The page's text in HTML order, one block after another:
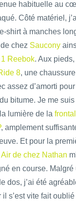
habituelle au
Côté matériel,
shirt à manches
chez Saucony
Reebok. Aux
8, une
assez d’amorti
bitume. Je me
lumière de la
, amplement
Et pour la
de chez Nathan
en course. Malgré
dos, j’ai été
il s’est vite fait